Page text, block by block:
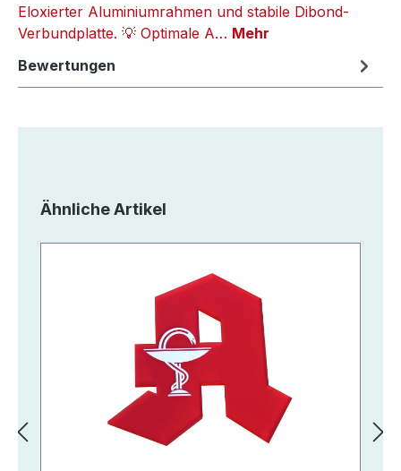
Eloxierter Aluminiumrahmen und stabile Dibond-
Verbundplatte. 💡 Optimale A… Mehr
Bewertungen
Produktgalerie überspringen
Ähnliche Artikel